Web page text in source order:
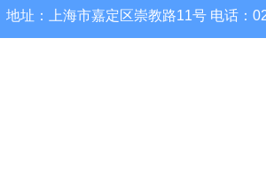
地址：上海市嘉定区崇教路11号 电话：